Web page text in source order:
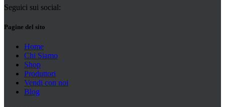
Seguici sui social:
Pagine del sito
Home
Chi Siamo
Shop
Produttori
Vendi con noi
Blog